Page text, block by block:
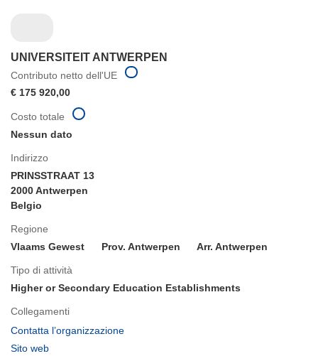
UNIVERSITEIT ANTWERPEN
Contributo netto dell'UE
€ 175 920,00
Indirizzo
PRINSSTRAAT 13
2000 Antwerpen
Belgio
Regione
Vlaams Gewest
Prov. Antwerpen Arr. Antwerpen
Tipo di attività
Higher or Secondary Education Establishments
Collegamenti
Contatta l’organizzazione
Sito web
Costo totale
Nessun dato